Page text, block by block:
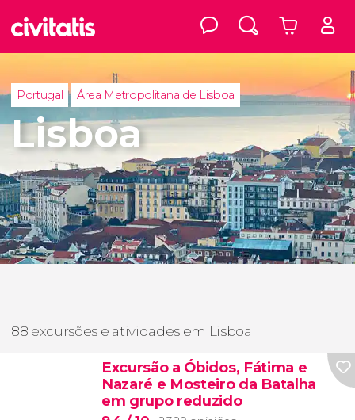
Portugal Área Metropolitana de Lisboa
Lisboa
88 excursões e atividades em Lisboa
Excursão a Óbidos, Fátima e
Nazaré e Mosteiro da Batalha
em grupo reduzido